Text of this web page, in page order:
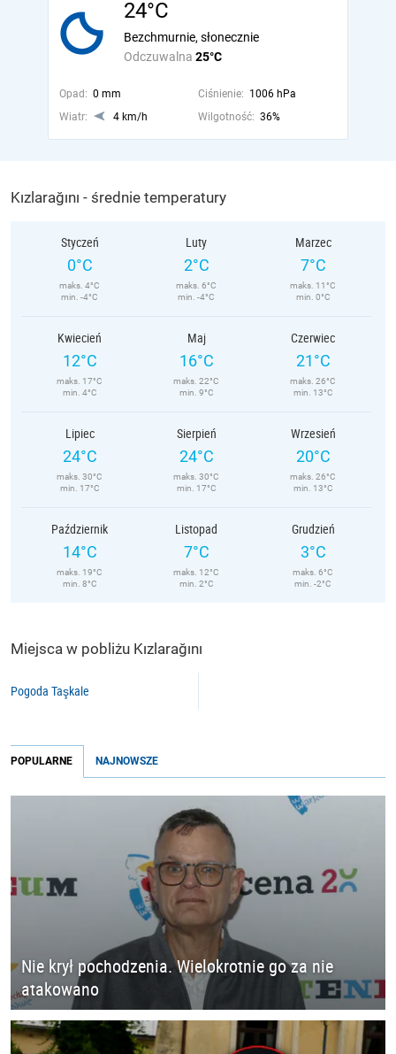
24°C
Odczuwalna 25°C
Bezchmurnie, słonecznie
Opad: 0 mm Ciśnienie: 1006 hPa
Wiatr:
4 km/h Wilgotność: 36%
Kızlarağını - średnie temperatury
Styczeń
0°C
maks. 4°C
min. -4°C
Luty
2°C
maks. 6°C
min. -4°C
Marzec
7°C
maks. 11°C
min. 0°C
Kwiecień
12°C
maks. 17°C
min. 4°C
Maj
16°C
maks. 22°C
min. 9°C
Czerwiec
21°C
maks. 26°C
min. 13°C
Lipiec
24°C
maks. 30°C
min. 17°C
Sierpień
24°C
maks. 30°C
min. 17°C
Wrzesień
20°C
maks. 26°C
min. 13°C
Październik
14°C
maks. 19°C
min. 8°C
Listopad
7°C
maks. 12°C
min. 2°C
Grudzień
3°C
maks. 6°C
min. -2°C
Miejsca w pobliżu Kızlarağını
Pogoda Taşkale
POPULARNE NAJNOWSZE
Nie krył pochodzenia. Wielokrotnie go za nie
atakowano